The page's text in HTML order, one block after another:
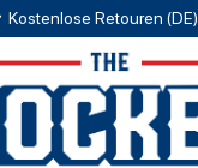
Kostenlose Retouren (DE)